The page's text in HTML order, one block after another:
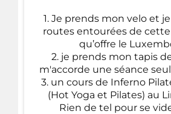
1. Je prends mon velo et
routes entourées de
qu’offre le
2. je prends mon tapis
m'accorde une séance
3. un cours de Inferno
(Hot Yoga et Pilates) au
Rien de tel pour se